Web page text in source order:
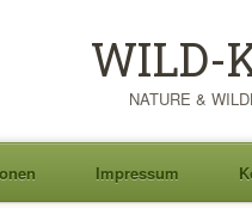
WILD-
NATURE &
Impressum